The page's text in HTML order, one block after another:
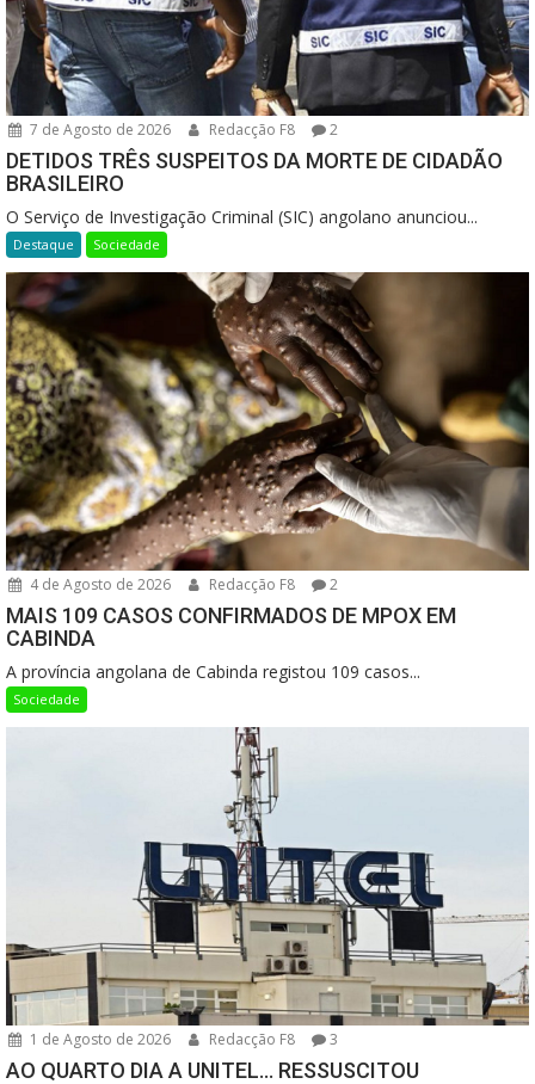
7 de Agosto de 2026 Redacção F8 2
DETIDOS TRÊS SUSPEITOS DA MORTE DE CIDADÃO
BRASILEIRO
O Serviço de Investigação Criminal (SIC) angolano anunciou...
Destaque Sociedade
4 de Agosto de 2026 Redacção F8 2
MAIS 109 CASOS CONFIRMADOS DE MPOX EM
CABINDA
A província angolana de Cabinda registou 109 casos...
Sociedade
1 de Agosto de 2026 Redacção F8 3
AO QUARTO DIA A UNITEL… RESSUSCITOU